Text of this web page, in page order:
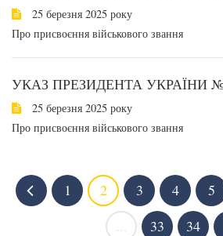
25 березня 2025 року
Про присвоєння військового звання
УКАЗ ПРЕЗИДЕНТА УКРАЇНИ
25 березня 2025 року
Про присвоєння військового звання
1 2 3 4 5
33 34